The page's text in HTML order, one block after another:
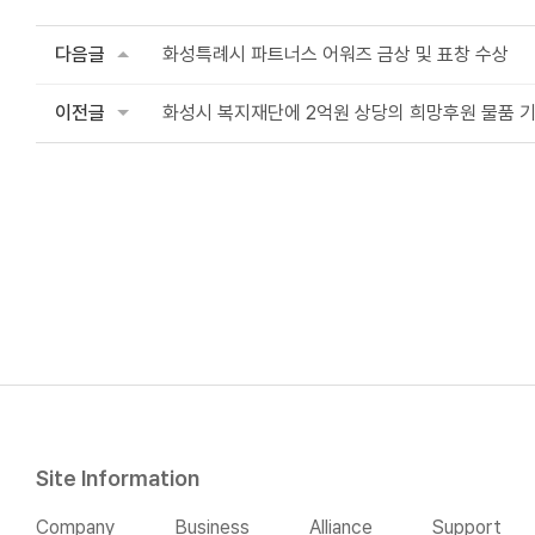
다음글 화성특례시 파트너스 어워즈 금상 및 표창 수상
이전글 화성시 복지재단에 2억원 상당의 희망후원 물품
Site Information
Company Business Alliance Support